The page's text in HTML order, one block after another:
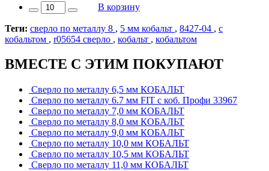
В корзину
Теги: сверло по металлу 8 , 5 мм кобальт , 8427-04 , с
кобальтом , r05654 сверло , кобальт , кобальтом
ВМЕСТЕ С ЭТИМ ПОКУПАЮТ
Сверло по металлу 6,5 мм КОБАЛЬТ
Сверло по металлу 6.7 мм FIT с коб. Профи 33967
Сверло по металлу 7,0 мм КОБАЛЬТ
Сверло по металлу 8,0 мм КОБАЛЬТ
Сверло по металлу 9,0 мм КОБАЛЬТ
Сверло по металлу 10,0 мм КОБАЛЬТ
Сверло по металлу 10,5 мм КОБАЛЬТ
Сверло по металлу 11,0 мм КОБАЛЬТ